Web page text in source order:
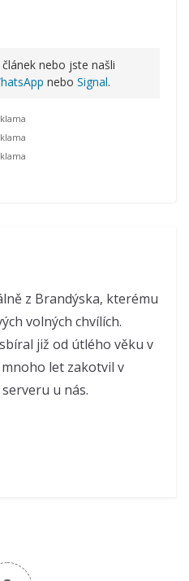
nebo jste našli
nebo Signal.
z Brandýska, kterému
volných chvílích.
již od útlého věku v
let zakotvil v
u nás.